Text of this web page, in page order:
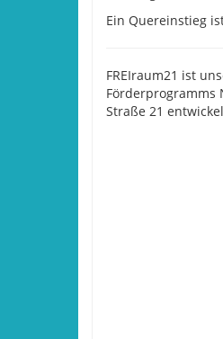
Ein Quereinstieg
FREIraum21 ist
Förderprogramms
Straße 21